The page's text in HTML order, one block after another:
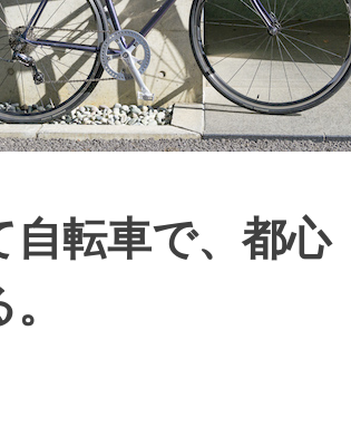
自転車で、都心